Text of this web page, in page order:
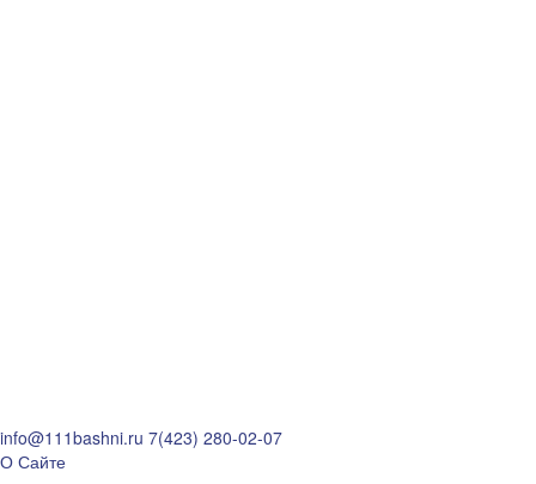
info@111bashni.ru 7(423) 280-02-07
О Сайте